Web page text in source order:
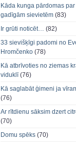
Kāda kunga pārdomas
gadīgām sievietēm (83)
Ir grūti noticēt… (82)
33 sievišķīgi padomi no
Hromčenko (78)
Kā atbrīvoties no ziemas
viduklī(76)
Kā saglabāt ģimeni ja
(76)
Ar rītdienu sāksim dzert
(70)
Domu spēks (70)